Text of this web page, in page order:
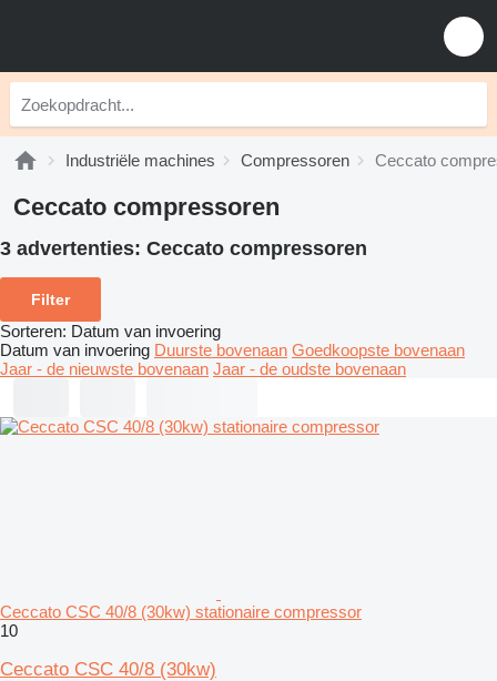
Industriële machines Compressoren Ceccato
Ceccato compressoren
3 advertenties: Ceccato compressoren
Filter
Sorteren: Datum van invoering
Datum van invoering Duurste bovenaan Goedkoopste bovenaan
Jaar - de nieuwste bovenaan Jaar - de oudste bovenaan
Ceccato CSC 40/8 (30kw) stationaire compressor
10
Ceccato CSC 40/8 (30kw)